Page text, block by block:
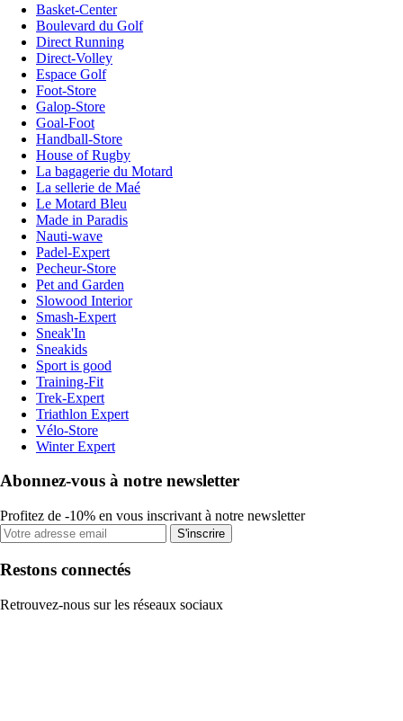
Basket-Center
Boulevard du Golf
Direct Running
Direct-Volley
Espace Golf
Foot-Store
Galop-Store
Goal-Foot
Handball-Store
House of Rugby
La bagagerie du Motard
La sellerie de Maé
Le Motard Bleu
Made in Paradis
Nauti-wave
Padel-Expert
Pecheur-Store
Pet and Garden
Slowood Interior
Smash-Expert
Sneak'In
Sneakids
Sport is good
Training-Fit
Trek-Expert
Triathlon Expert
Vélo-Store
Winter Expert
Abonnez-vous à notre newsletter
Profitez de -10% en vous inscrivant à notre newsletter
S'inscrire
Restons connectés
Retrouvez-nous sur les réseaux sociaux